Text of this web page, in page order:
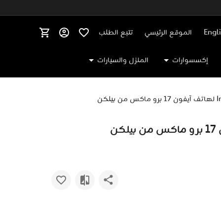
الموقع الرئيسي تتبع الطلب
إكسسوارات المنزل والسيارات